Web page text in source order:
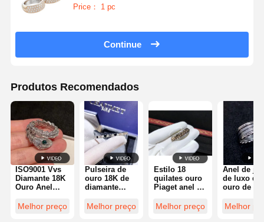
Price： 1 pc
Continue
Produtos Recomendados
ISO9001 Vvs
Diamante 18K
Ouro Anel
Joias de luxo
Melhor preço
Pulseira de
ouro 18K de
diamante
polida - jóias
personalizadas
Melhor preço
Estilo 18
quilates ouro
Piaget anel de
casamento /
noivado a
Melhor preço
Anel de
de luxo de
ouro de 18
dois laços
ouro
Melhor